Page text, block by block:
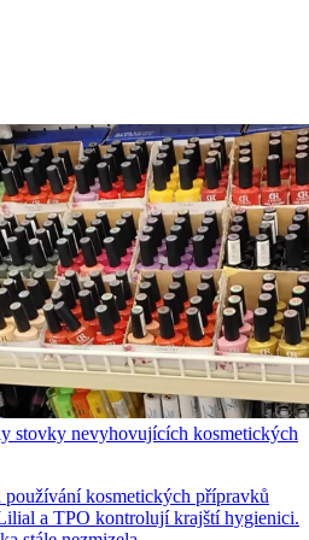
stovky nevyhovujících kosmetických
kosmetických přípravků
a TPO kontrolují krajští hygienici.